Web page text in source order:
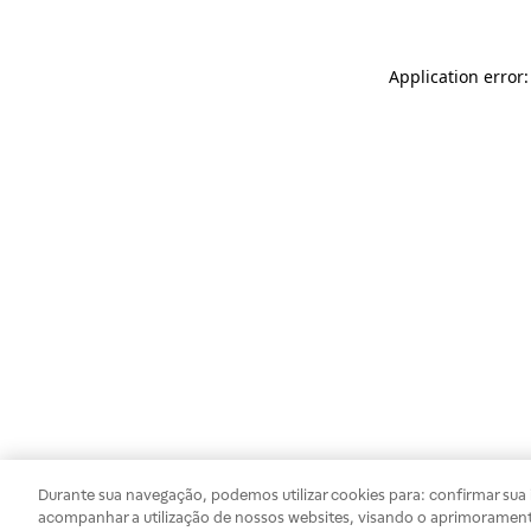
Application
Durante sua navegação, podemos utilizar cookies para: confirmar
acompanhar a utilização de nossos websites, visando o